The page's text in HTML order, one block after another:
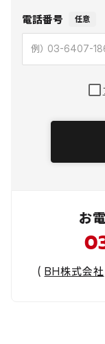
電話番号 任意
お
( BH株式会社